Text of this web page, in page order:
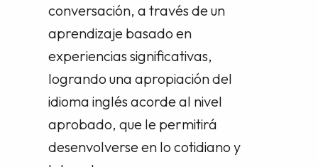
conversación, a través de un
aprendizaje basado en
experiencias significativas,
logrando una apropiación del
idioma inglés acorde al nivel
aprobado, que le permitirá
desenvolverse en lo cotidiano y